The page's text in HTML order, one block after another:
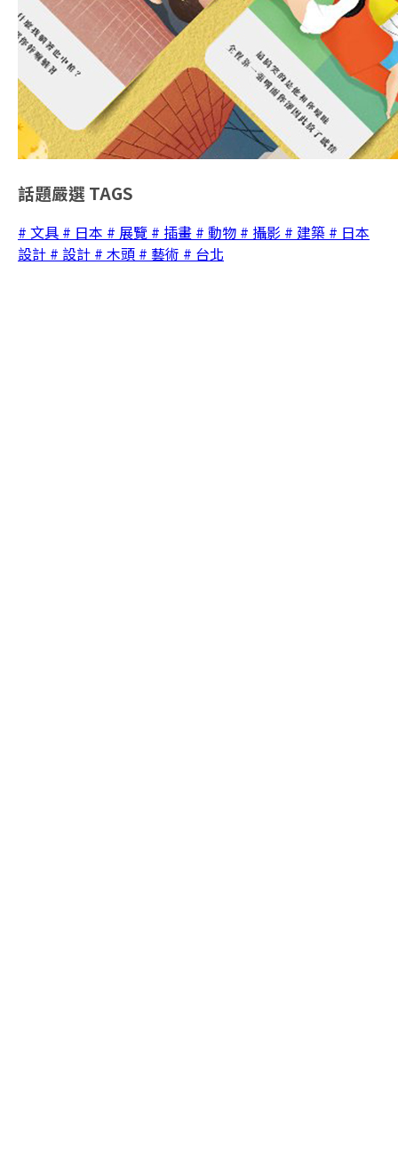
話題嚴選 TAGS
# 文具 # 日本 # 展覽 # 插畫 # 動物 # 攝影 # 建築 # 日本
設計 # 設計 # 木頭 # 藝術 # 台北